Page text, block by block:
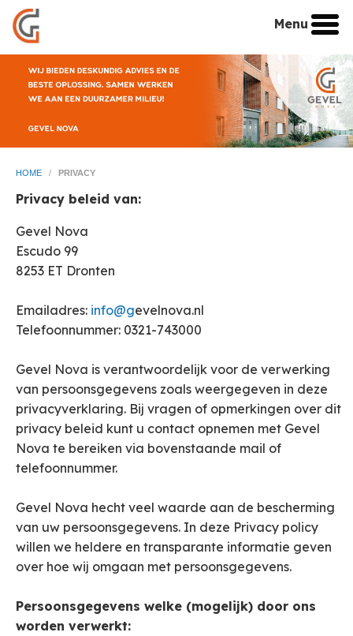
Menu
HOME / PRIVACY
Privacy beleid van:
Gevel Nova
Escudo 99
8253 ET Dronten
Emailadres: info@gevelnova.nl
Telefoonnummer: 0321-743000
Gevel Nova is verantwoordelijk voor de verwerking
van persoonsgegevens zoals weergegeven in deze
privacyverklaring. Bij vragen of opmerkingen over dit
privacy beleid kunt u contact opnemen met Gevel
Nova te bereiken via bovenstaande mail of
telefoonnummer.
Gevel Nova hecht veel waarde aan de bescherming
van uw persoonsgegevens. In deze Privacy policy
willen we heldere en transparante informatie geven
over hoe wij omgaan met persoonsgegevens.
Persoonsgegevens welke (mogelijk) door ons
worden verwerkt: